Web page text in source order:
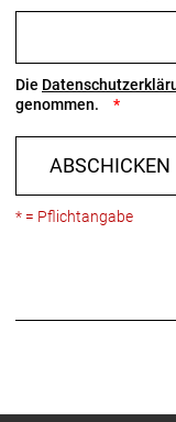
Die
genommen.
ABSCHICKEN
* = Pflichtangabe